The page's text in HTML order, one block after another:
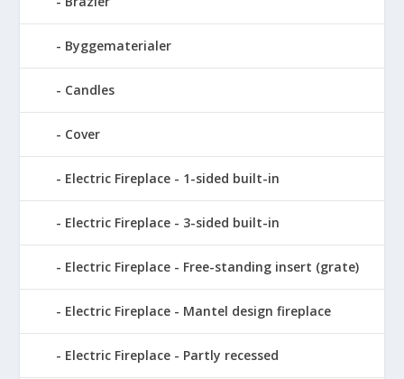
Byggematerialer
Candles
Cover
Electric Fireplace - 1-sided built-in
Electric Fireplace - 3-sided built-in
Electric Fireplace - Free-standing insert (grate)
Electric Fireplace - Mantel design fireplace
Electric Fireplace - Partly recessed